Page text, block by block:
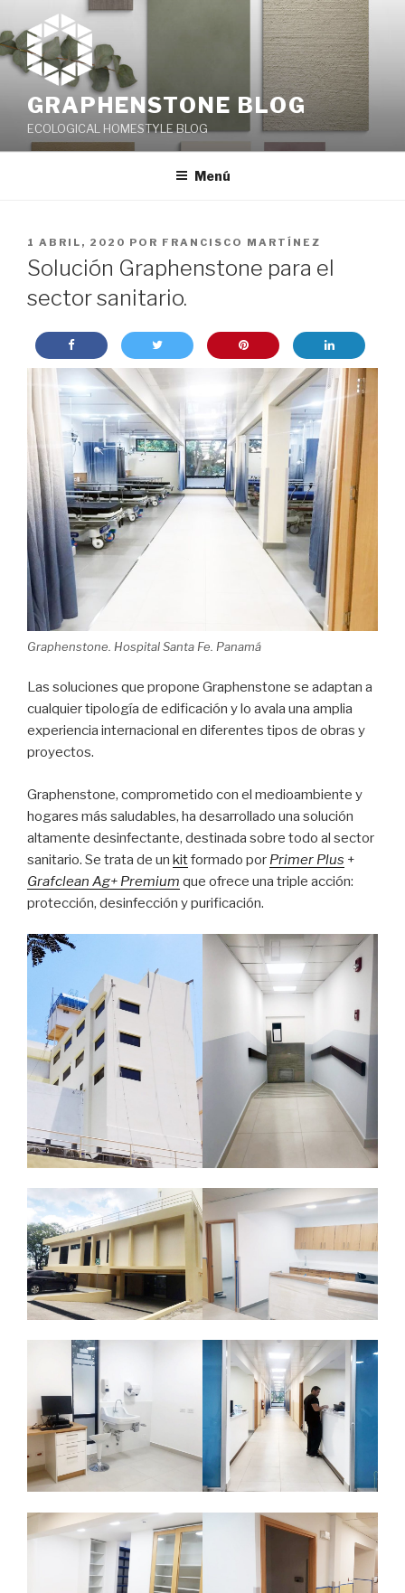
al
contenido
GRAPHENSTONE BLOG
ECOLOGICAL HOMESTYLE BLOG
Menú
PUBLICADO
EL
1 ABRIL, 2020 POR FRANCISCO MARTÍNEZ
Solución Graphenstone para el
sector sanitario.
Graphenstone. Hospital Santa Fe. Panamá
Las soluciones que propone Graphenstone se adaptan a
cualquier tipología de edificación y lo avala una amplia
experiencia internacional en diferentes tipos de obras y
proyectos.
Graphenstone, comprometido con el medioambiente y
hogares más saludables, ha desarrollado una solución
altamente desinfectante, destinada sobre todo al sector
sanitario. Se trata de un kitformado por Primer Plus +
Grafclean Ag+ Premium que ofrece una triple acción:
protección, desinfección y purificación.